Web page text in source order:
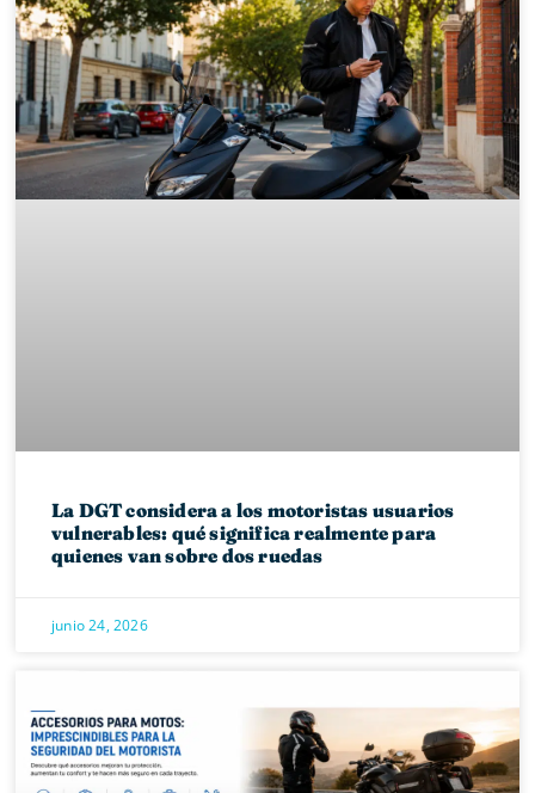
La DGT considera a los motoristas usuarios
vulnerables: qué significa realmente para
quienes van sobre dos ruedas
junio 24, 2026